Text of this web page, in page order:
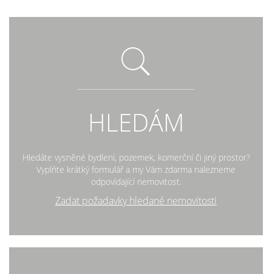
HLEDÁM
Hledáte vysněné bydlení, pozemek, komerční či jiný prostor?
Vyplňte krátký formulář a my Vám zdarma nalezneme
odpovídající nemovitost.
Zadat požadavky hledané nemovitosti